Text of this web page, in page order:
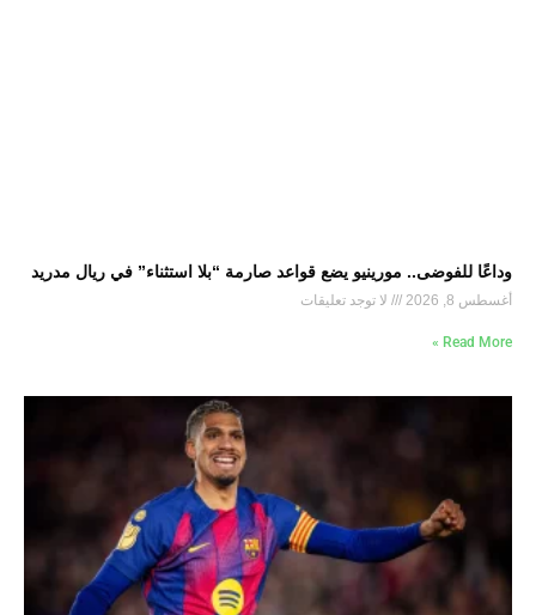
وداعًا للفوضى.. مورينيو يضع قواعد صارمة “بلا استثناء” في ريال مدريد
أغسطس 8, 2026 لا توجد تعليقات
Read More »